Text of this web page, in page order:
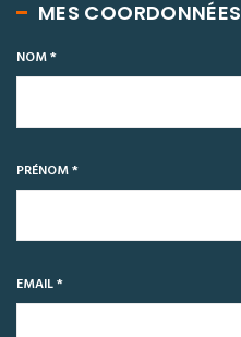
MES COORDONNÉES
NOM *
PRÉNOM *
EMAIL *